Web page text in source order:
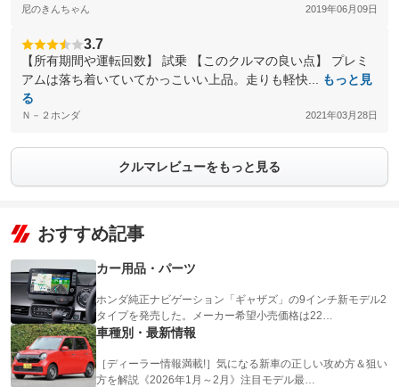
尼のきんちゃん 2019年06月09日
3.7
【所有期間や運転回数】 試乗 【このクルマの良い点】 プレミ
アムは落ち着いていてかっこいい上品。走りも軽快...
もっと見
る
Ｎ－２ホンダ 2021年03月28日
クルマレビューをもっと見る
おすすめ記事
カー用品・パーツ
ホンダ純正ナビゲーション「ギャザズ」の9インチ新モデル2
タイプを発売した。メーカー希望小売価格は22…
車種別・最新情報
［ディーラー情報満載!］気になる新車の正しい攻め方＆狙い
方を解説《2026年1月～2月》注目モデル最…